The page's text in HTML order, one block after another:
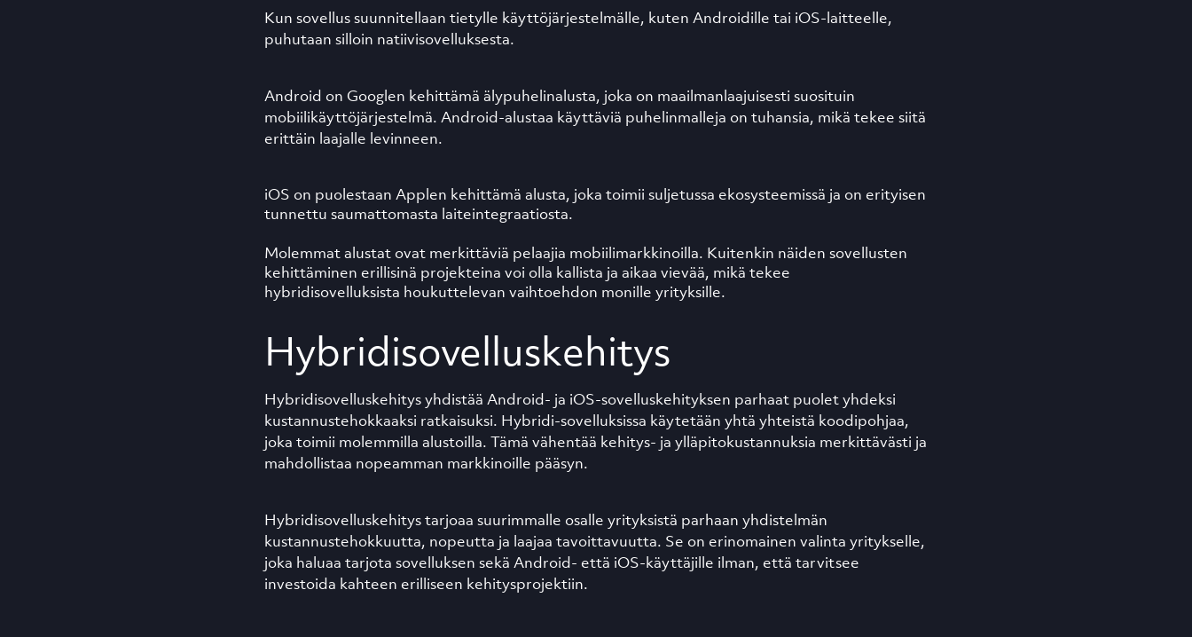
Kun sovellus suunnitellaan tietylle käyttöjärjestelmälle, kuten Androidille tai iOS-laitteelle,
puhutaan silloin natiivisovelluksesta.
Android on Googlen kehittämä älypuhelinalusta, joka on maailmanlaajuisesti suosituin
mobiilikäyttöjärjestelmä. Android-alustaa käyttäviä puhelinmalleja on tuhansia, mikä tekee siitä
erittäin laajalle levinneen.
iOS on puolestaan Applen kehittämä alusta, joka toimii suljetussa ekosysteemissä ja on erityisen
tunnettu saumattomasta laiteintegraatiosta.
Molemmat alustat ovat merkittäviä pelaajia mobiilimarkkinoilla. Kuitenkin näiden sovellusten
kehittäminen erillisinä projekteina voi olla kallista ja aikaa vievää, mikä tekee
hybridisovelluksista houkuttelevan vaihtoehdon monille yrityksille.
Hybridisovelluskehitys
Hybridisovelluskehitys yhdistää Android- ja iOS-sovelluskehityksen parhaat puolet yhdeksi
kustannustehokkaaksi ratkaisuksi. Hybridi-sovelluksissa käytetään yhtä yhteistä koodipohjaa,
joka toimii molemmilla alustoilla. Tämä vähentää kehitys- ja ylläpitokustannuksia merkittävästi ja
mahdollistaa nopeamman markkinoille pääsyn.
Hybridisovelluskehitys tarjoaa suurimmalle osalle yrityksistä parhaan yhdistelmän
kustannustehokkuutta, nopeutta ja laajaa tavoittavuutta. Se on erinomainen valinta yritykselle,
joka haluaa tarjota sovelluksen sekä Android- että iOS-käyttäjille ilman, että tarvitsee
investoida kahteen erilliseen kehitysprojektiin.